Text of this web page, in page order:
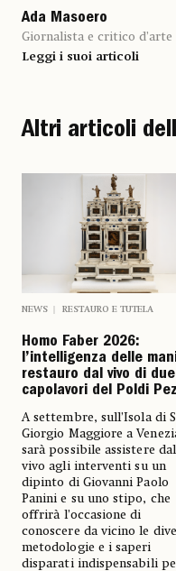
Ada Masoero
Giornalista e critico d’arte
Leggi i suoi articoli
Altri articoli
NEWS RESTAURO E TUTELA
Homo Faber 2026:
l’intelligenza delle
restauro dal vivo di due
capolavori del Poldi
A settembre, sull’Isola di
Giorgio Maggiore a
sarà possibile assistere dal
vivo agli interventi su un
dipinto di Giovanni Paolo
Panini e su uno stipo, che
offrirà l’occasione di
conoscere da vicino le
metodologie e i saperi
disparati indispensabili